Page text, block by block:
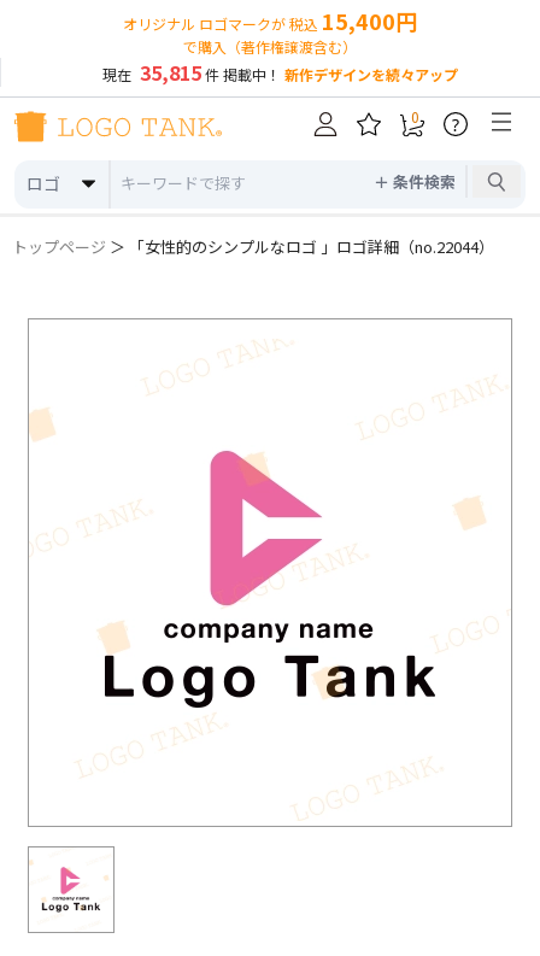
オリジナル ロゴマークが 税込 15,400円
で購入（著作権譲渡含む）
現在 35,815件 掲載中！ 新作デザインを続々アップ
ロゴ ＋ 条件検索
0 ?
トップページ ＞ 「女性的のシンプルなロゴ 」ロゴ詳細（no.22044）